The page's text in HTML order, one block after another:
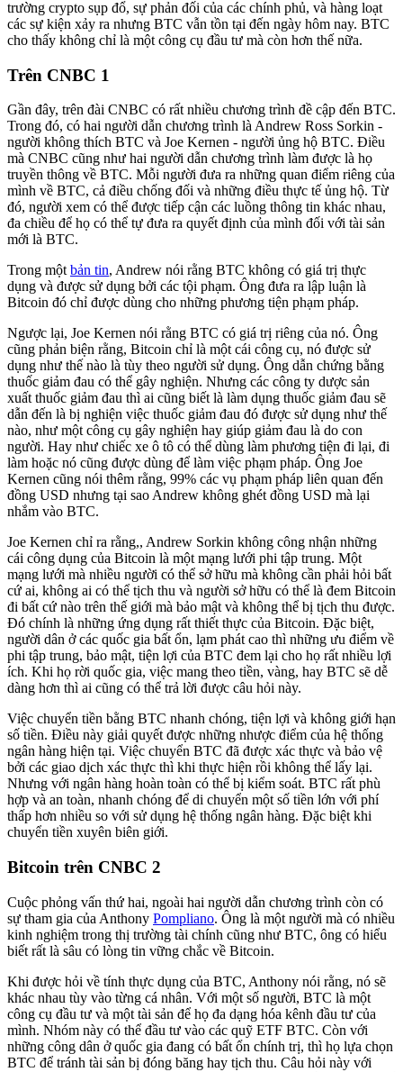
trường crypto sụp đổ, sự phản đối của các chính phủ, và hàng loạt
các sự kiện xảy ra nhưng BTC vẫn tồn tại đến ngày hôm nay. BTC
cho thấy không chỉ là một công cụ đầu tư mà còn hơn thế nữa.
Trên CNBC 1
Gần đây, trên đài CNBC có rất nhiều chương trình đề cập đến BTC.
Trong đó, có hai người dẫn chương trình là Andrew Ross Sorkin -
người không thích BTC và Joe Kernen - người ủng hộ BTC. Điều
mà CNBC cũng như hai người dẫn chương trình làm được là họ
truyền thông về BTC. Mỗi người đưa ra những quan điểm riêng của
mình về BTC, cả điều chống đối và những điều thực tế ủng hộ. Từ
đó, người xem có thể được tiếp cận các luồng thông tin khác nhau,
đa chiều để họ có thể tự đưa ra quyết định của mình đối với tài sản
mới là BTC.
Trong một bản tin, Andrew nói rằng BTC không có giá trị thực
dụng và được sử dụng bởi các tội phạm. Ông đưa ra lập luận là
Bitcoin đó chỉ được dùng cho những phương tiện phạm pháp.
Ngược lại, Joe Kernen nói rằng BTC có giá trị riêng của nó. Ông
cũng phản biện rằng, Bitcoin chỉ là một cái công cụ, nó được sử
dụng như thế nào là tùy theo người sử dụng. Ông dẫn chứng bằng
thuốc giảm đau có thể gây nghiện. Nhưng các công ty dược sản
xuất thuốc giảm đau thì ai cũng biết là làm dụng thuốc giảm đau sẽ
dẫn đến là bị nghiện việc thuốc giảm đau đó được sử dụng như thế
nào, như một công cụ gây nghiện hay giúp giảm đau là do con
người. Hay như chiếc xe ô tô có thể dùng làm phương tiện đi lại, đi
làm hoặc nó cũng được dùng để làm việc phạm pháp. Ông Joe
Kernen cũng nói thêm rằng, 99% các vụ phạm pháp liên quan đến
đồng USD nhưng tại sao Andrew không ghét đồng USD mà lại
nhắm vào BTC.
Joe Kernen chỉ ra rằng,, Andrew Sorkin không công nhận những
cái công dụng của Bitcoin là một mạng lưới phi tập trung. Một
mạng lưới mà nhiều người có thể sở hữu mà không cần phải hỏi bất
cứ ai, không ai có thể tịch thu và người sở hữu có thể là đem Bitcoin
đi bất cứ nào trên thế giới mà bảo mật và không thể bị tịch thu được.
Đó chính là những ứng dụng rất thiết thực của Bitcoin. Đặc biệt,
người dân ở các quốc gia bất ổn, lạm phát cao thì những ưu điểm về
phi tập trung, bảo mật, tiện lợi của BTC đem lại cho họ rất nhiều lợi
ích. Khi họ rời quốc gia, việc mang theo tiền, vàng, hay BTC sẽ dễ
dàng hơn thì ai cũng có thể trả lời được câu hỏi này.
Việc chuyển tiền bằng BTC nhanh chóng, tiện lợi và không giới hạn
số tiền. Điều này giải quyết được những nhược điểm của hệ thống
ngân hàng hiện tại. Việc chuyển BTC đã được xác thực và bảo vệ
bởi các giao dịch xác thực thì khi thực hiện rồi không thể lấy lại.
Nhưng với ngân hàng hoàn toàn có thể bị kiểm soát. BTC rất phù
hợp và an toàn, nhanh chóng để di chuyển một số tiền lớn với phí
thấp hơn nhiều so với sử dụng hệ thống ngân hàng. Đặc biệt khi
chuyển tiền xuyên biên giới.
Bitcoin trên CNBC 2
Cuộc phỏng vấn thứ hai, ngoài hai người dẫn chương trình còn có
sự tham gia của Anthony Pompliano. Ông là một người mà có nhiều
kinh nghiệm trong thị trường tài chính cũng như BTC, ông có hiểu
biết rất là sâu có lòng tin vững chắc về Bitcoin.
Khi được hỏi về tính thực dụng của BTC, Anthony nói rằng, nó sẽ
khác nhau tùy vào từng cá nhân. Với một số người, BTC là một
công cụ đầu tư và một tài sản để họ đa dạng hóa kênh đầu tư của
mình. Nhóm này có thể đầu tư vào các quỹ ETF BTC. Còn với
những công dân ở quốc gia đang có bất ổn chính trị, thì họ lựa chọn
BTC để tránh tài sản bị đóng băng hay tịch thu. Câu hỏi này với